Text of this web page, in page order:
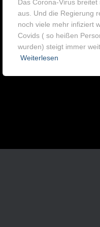
Das Corona-Virus
aus. Und die Regierung
noch viele mehr infiziert
Covids ( so heißen
wurden) steigt immer
Weiterlesen